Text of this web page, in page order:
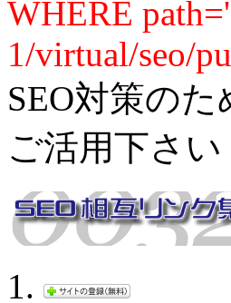
WHERE
1/virtual/seo/
SEO対策の
ご活用下さい